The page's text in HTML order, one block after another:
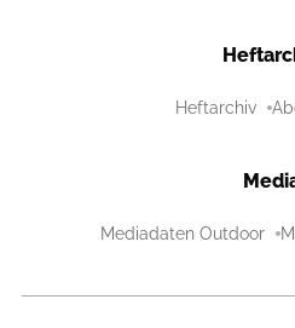
Heftarchiv
Mediadaten Outdoor